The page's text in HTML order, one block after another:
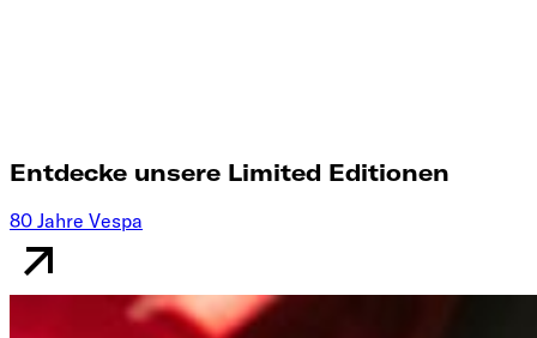
Entdecke unsere Limited Editionen
80 Jahre Vespa